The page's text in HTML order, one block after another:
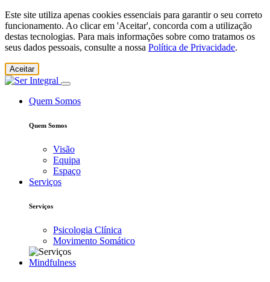
Este site utiliza apenas cookies essenciais para garantir o seu correto
funcionamento. Ao clicar em 'Aceitar', concorda com a utilização
destas tecnologias. Para mais informações sobre como tratamos os
seus dados pessoais, consulte a nossa Política de Privacidade.
Aceitar
Quem Somos
Quem Somos
Visão
Equipa
Espaço
Serviços
Serviços
Psicologia Clínica
Movimento Somático
Mindfulness